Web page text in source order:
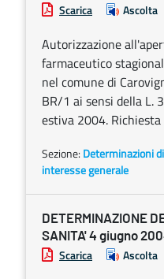
Scarica Ascolta
Autorizzazione
farmaceutico
nel comune di
BR/1 ai sensi della L.
estiva 2004. Richiesta
Sezione: Determinazioni
interesse generale
DETERMINAZIONE
SANITA' 4 giugno
Scarica Ascolta